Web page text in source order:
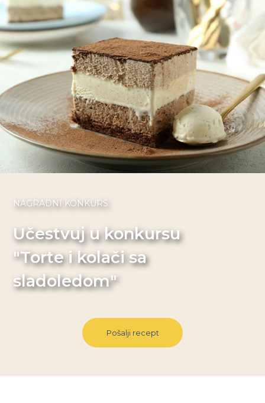
NAGRADNI KONKURS
Učestvuj u konkursu
"Torte i kolači sa
sladoledom"
Pošalji recept